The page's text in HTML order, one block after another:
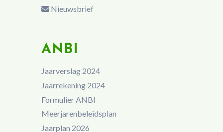
Nieuwsbrief
ANBI
Jaarverslag 2024
Jaarrekening 2024
Formulier ANBI
Meerjarenbeleidsplan
Jaarplan 2026